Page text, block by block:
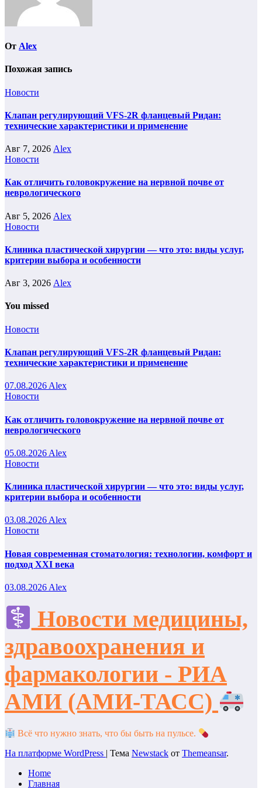
От Alex
Похожая запись
Новости
Клапан регулирующий VFS-2R фланцевый Ридан:
технические характеристики и применение
Авг 7, 2026 Alex
Новости
Как отличить головокружение на нервной почве от
неврологического
Авг 5, 2026 Alex
Новости
Клиника пластической хирургии — что это: виды услуг,
критерии выбора и особенности
Авг 3, 2026 Alex
You missed
Новости
Клапан регулирующий VFS-2R фланцевый Ридан:
технические характеристики и применение
07.08.2026 Alex
Новости
Как отличить головокружение на нервной почве от
неврологического
05.08.2026 Alex
Новости
Клиника пластической хирургии — что это: виды услуг,
критерии выбора и особенности
03.08.2026 Alex
Новости
Новая современная стоматология: технологии, комфорт и
подход XXI века
03.08.2026 Alex
Новости медицины,
здравоохранения и
фармакологии - РИА
АМИ (АМИ-ТАСС)
Всё что нужно знать, что бы быть на пульсе.
На платформе WordPress | Тема Newstack от Themeansar.
Home
Главная